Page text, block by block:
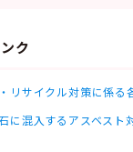
ンク
リサイクル対策に係る
に混入するアスベスト